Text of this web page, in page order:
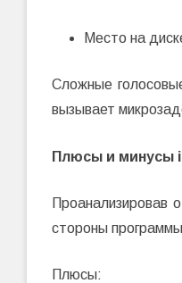
Место на
Сложные
вызывает
Плюсы и минусы
Проанализировав
стороны
Плюсы: